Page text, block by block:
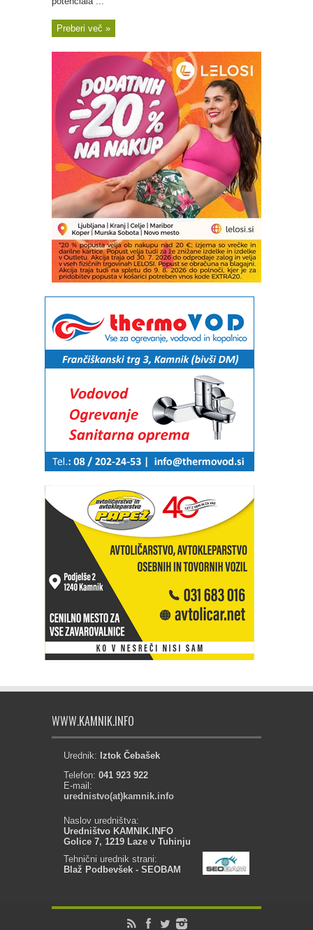
Preberi več »
WWW.KAMNIK.INFO
Urednik: Iztok Čebašek
Telefon: 041 923 922
E-mail:
urednistvo(at)kamnik.info
Naslov uredništva:
Uredništvo KAMNIK.INFO
Golice 7, 1219 Laze v Tuhinju
Tehnični urednik strani:
Blaž Podbevšek - SEOBAM